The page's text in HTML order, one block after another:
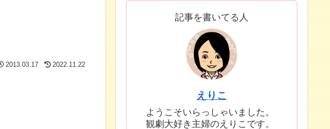
2013.03.17 2022.11.22
記事を書いてる人
えりこ
ようこそいらっしゃいました。
観劇大好き主婦のえりこです。